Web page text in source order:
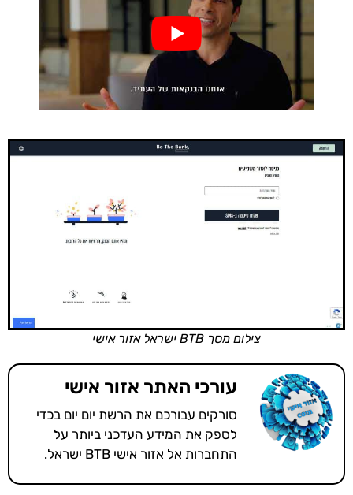
צילום מסך BTB ישראל אזור אישי
עורכי האתר אזור אישי
סורקים עבורכם את הרשת יום יום בכדי
לספק את המידע העדכני ביותר על
התחברות אל אזור אישי BTB ישראל.